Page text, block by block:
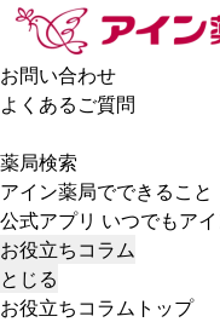
お問い合わせ
よくあるご質問
薬局検索
アイン薬局でできること
公式アプリ いつでもア
お役立ちコラム
とじる
お役立ちコラムトップ